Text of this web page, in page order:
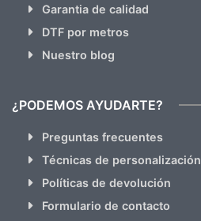
Garantia de calidad
DTF por metros
Nuestro blog
¿PODEMOS AYUDARTE?
Preguntas frecuentes
Técnicas de personalización
Políticas de devolución
Formulario de contacto